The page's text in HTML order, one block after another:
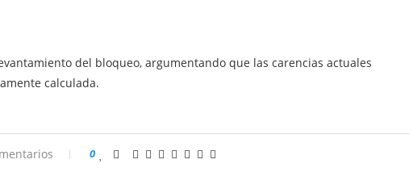
del bloqueo, argumentando que las carencias actuales
calculada.
0